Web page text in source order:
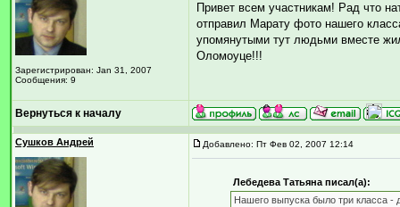
Зарегистрирован: Jan 31, 2007
Сообщения: 9
Привет всем участникам! Рад что
отправил Марату фото нашего
упомянутыми тут людьми вместе
Оломоуце!!!
Вернуться к началу
Сушков Андрей Добавлено: Пт Фев 02, 2007 12:14
Лебедева Татьяна писал(а):
Нашего выпуска было три класса -